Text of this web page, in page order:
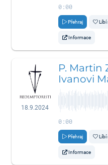
0:00
Přehraj Líbí
Informace
18.9.2024
P. Martin
Ivanovi
0:00
Přehraj Líbí
Informace